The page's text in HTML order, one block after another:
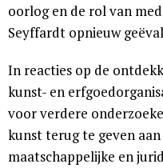
oorlog en de rol van
Seyffardt opnieuw
In reacties op de
kunst- en
voor verdere
kunst terug te geven
maatschappelijke en